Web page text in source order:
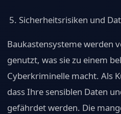
Sicherheitsrisiken und
Baukastensysteme werden
genutzt, was sie zu einem
Cyberkriminelle macht. Als
dass Ihre sensiblen Daten
gefährdet werden. Die